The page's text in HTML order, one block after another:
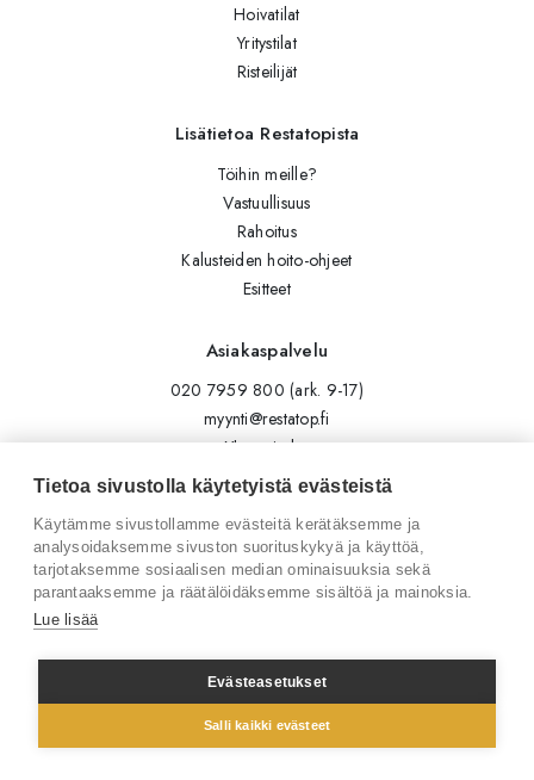
Hoivatilat
Yritystilat
Risteilijät
Lisätietoa Restatopista
Töihin meille?
Vastuullisuus
Rahoitus
Kalusteiden hoito-ohjeet
Esitteet
Asiakaspalvelu
020 7959 800 (ark. 9-17)
myynti@restatop.fi
Yhteystiedot
Lähetä viesti
Seuraa meitä
Tilaa uutiskirje
Facebook
© 2026 Restatop Oy
Tietoa sivustolla käytetyistä evästeistä
Käytämme sivustollamme evästeitä kerätäksemme ja
analysoidaksemme sivuston suorituskykyä ja käyttöä,
tarjotaksemme sosiaalisen median ominaisuuksia sekä
parantaaksemme ja räätälöidäksemme sisältöä ja mainoksia.
Lue lisää
Evästeasetukset
Salli kaikki evästeet